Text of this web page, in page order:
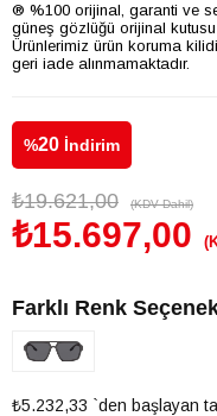
® %100 orijinal, garanti ve
güneş gözlüğü orijinal
Ürünlerimiz ürün koruma
geri iade alınmamaktadır.
%20 İndirim
₺19.621,00 (KDV Dahil)
₺15.697,00
Farklı Renk
₺5.232,33 `den başlayan